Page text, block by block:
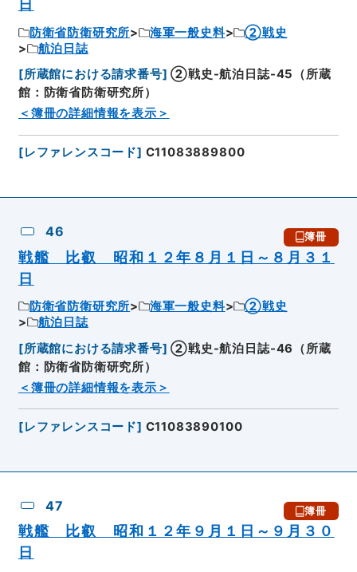
日
防衛省防衛研究所 海軍一般史料
②戦史
航泊日誌
[所蔵館における請求番号] ②戦史-航泊日誌-45（所蔵
館：防衛省防衛研究所）
＜簿冊の詳細情報を表示＞
[レファレンスコード] C11083889800
46 簿冊
戦艦 比叡 昭和１２年８月１日～８月３１
日
防衛省防衛研究所 海軍一般史料
②戦史
航泊日誌
[所蔵館における請求番号] ②戦史-航泊日誌-46（所蔵
館：防衛省防衛研究所）
＜簿冊の詳細情報を表示＞
[レファレンスコード] C11083890100
47 簿冊
戦艦 比叡 昭和１２年９月１日～９月３０
日